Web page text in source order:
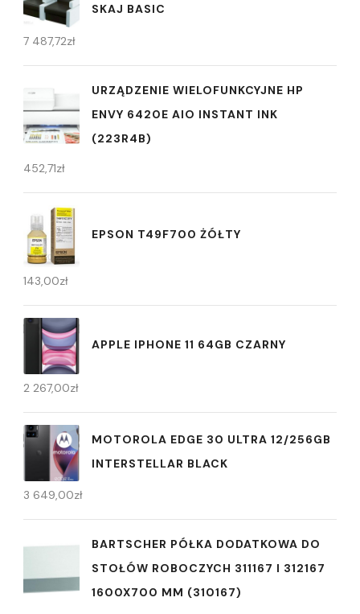
SKAJ BASIC
7 487,72zł
URZĄDZENIE WIELOFUNKCYJNE HP
ENVY 6420E AIO INSTANT INK
(223R4B)
452,71zł
EPSON T49F700 ŻÓŁTY
143,00zł
APPLE IPHONE 11 64GB CZARNY
2 267,00zł
MOTOROLA EDGE 30 ULTRA 12/256GB
INTERSTELLAR BLACK
3 649,00zł
BARTSCHER PÓŁKA DODATKOWA DO
STOŁÓW ROBOCZYCH 311167 I 312167
1600X700 MM (310167)